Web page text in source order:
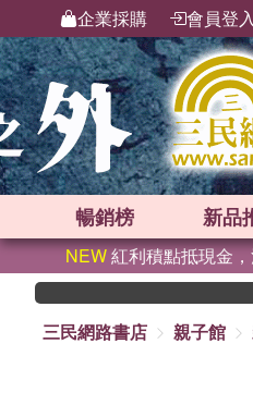
企業採購 會員登入
暢銷榜 新品
NEW紅利積點抵現金
三民網路書店
親子館